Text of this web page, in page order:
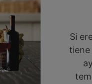
Si
tiene